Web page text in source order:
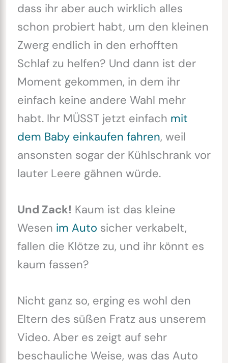
dass ihr aber auch wirklich alles
schon probiert habt, um den kleinen
Zwerg endlich in den erhofften
Schlaf zu helfen? Und dann ist der
Moment gekommen, in dem ihr
einfach keine andere Wahl mehr
habt. Ihr MÜSST jetzt einfach mit
dem Baby einkaufen fahren, weil
ansonsten sogar der Kühlschrank vor
lauter Leere gähnen würde.
Und Zack! Kaum ist das kleine
Wesen im Auto sicher verkabelt,
fallen die Klötze zu, und ihr könnt es
kaum fassen?
Nicht ganz so, erging es wohl den
Eltern des süßen Fratz aus unserem
Video. Aber es zeigt auf sehr
beschauliche Weise, was das Auto